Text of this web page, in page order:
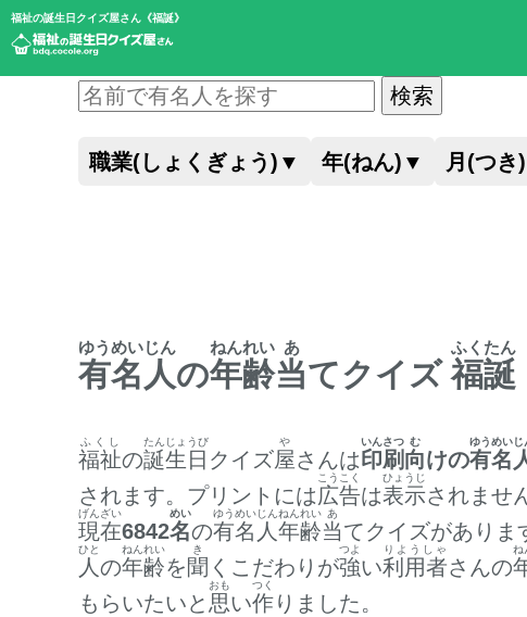
福祉の誕生日クイズ屋さん《福誕》
検索
職業(しょくぎょう) ▼ 年(ねん) ▼ 月(つき)
有名人
ゆうめいじん
の年齢
ねんれい
当
あ
てクイズ福誕
ふくたん
福祉
ふくし
の誕生日
たんじょうび
クイズ屋
や
さんは印刷
いんさつ
向
む
けの有名
ゆうめいじ
されます。プリントには広告
こうこく
は表示
ひょうじ
されませ
現在
げんざい
6842名
めい
の有名人
ゆうめいじん
年齢
ねんれい
当
あ
てクイズがありま
人
ひと
の年齢
ねんれい
を聞
き
くこだわりが強
つよ
い利用者
りようしゃ
さんの
ね
もらいたいと 思
おも
い作
つく
りました。